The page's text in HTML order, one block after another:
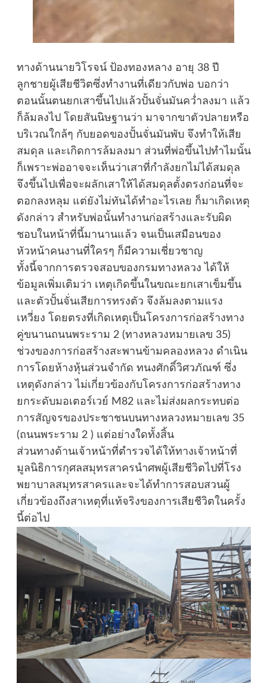
ทางด้านนายวิโรจน์ ป้องทองหลาง อายุ 38 ปี
ลูกชายผู้เสียชีวิตซึ่งทำงานที่เดียวกับพ่อ บอกว่า
ตอนนั้นตนยกเสาขึ้นไปแล้วปั้นจั่นมันคว่ำลงมา แล้ว
ก็ล้มลงไป โดยสันนิษฐานว่า มาจากขาตัวปลายหรือ
บริเวณใกล้ๆ กับยอดของปั้นจั่นมันพับ จึงทำให้เสีย
สมดุล และเกิดการล้มลงมา ส่วนที่พ่อขึ้นไปทำไมนั้น
ก็เพราะพ่ออาจจะเห็นว่าเสาที่กำลังยกไม่ได้สมดุล
จึงขึ้นไปเพื่อจะผลักเสาให้ได้สมดุลตั้งตรงก่อนที่จะ
ตอกลงหลุม แต่ยังไม่ทันได้ทำอะไรเลย ก็มาเกิดเหตุ
ดังกล่าว สำหรับพ่อนั้นทำงานก่อสร้างและรับผิด
ชอบในหน้าที่นี้มานานแล้ว จนเป็นเสมือนของ
หัวหน้าคนงานที่ใครๆ ก็มีความเชี่ยวชาญ
ทั้งนี้จากการตรวจสอบของกรมทางหลวง ได้ให้
ข้อมูลเพิ่มเติมว่า เหตุเกิดขึ้นในขณะยกเสาเข็มขึ้น
และตัวปั้นจั่นเสียการทรงตัว จึงล้มลงตามแรง
เหวี่ยง โดยตรงที่เกิดเหตุเป็นโครงการก่อสร้างทาง
คู่ขนานถนนพระราม 2 (ทางหลวงหมายเลข 35)
ช่วงของการก่อสร้างสะพานข้ามคลองหลวง ดำเนิน
การโดยห้างหุ้นส่วนจำกัด ทนงศักดิ์วิศวภัณฑ์ ซึ่ง
เหตุดังกล่าว ไม่เกี่ยวข้องกับโครงการก่อสร้างทาง
ยกระดับมอเตอร์เวย์ M82 และไม่ส่งผลกระทบต่อ
การสัญจรของประชาชนบนทางหลวงหมายเลข 35
(ถนนพระราม 2 ) แต่อย่างใดทั้งสิ้น
ส่วนทางด้านเจ้าหน้าที่ตำรวจได้ให้ทางเจ้าหน้าที่
มูลนิธิการกุศลสมุทรสาครนำศพผู้เสียชีวิตไปที่โรง
พยาบาลสมุทรสาครและจะได้ทำการสอบสวนผู้
เกี่ยวข้องถึงสาเหตุที่แท้จริงของการเสียชีวิตในครั้ง
นี้ต่อไป